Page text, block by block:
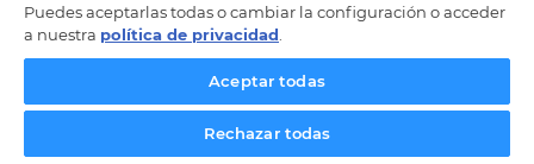
Puedes aceptarlas todas o cambiar la configuración o acceder
a nuestra política de privacidad
Aceptar todas
Rechazar todas